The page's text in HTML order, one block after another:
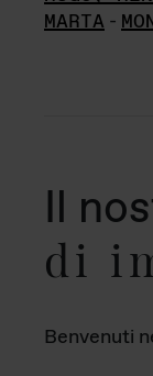
MARTA -
Il
di
Benvenuti